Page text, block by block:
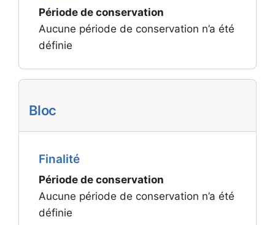
Période de conservation
Aucune période de conservation n’a été
définie
Bloc
Finalité
Période de conservation
Aucune période de conservation n’a été
définie